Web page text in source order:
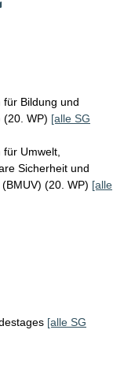
für Bildung und
(20. WP) [alle SG
Umwelt,
Sicherheit und
(20. WP) [alle
[alle SG